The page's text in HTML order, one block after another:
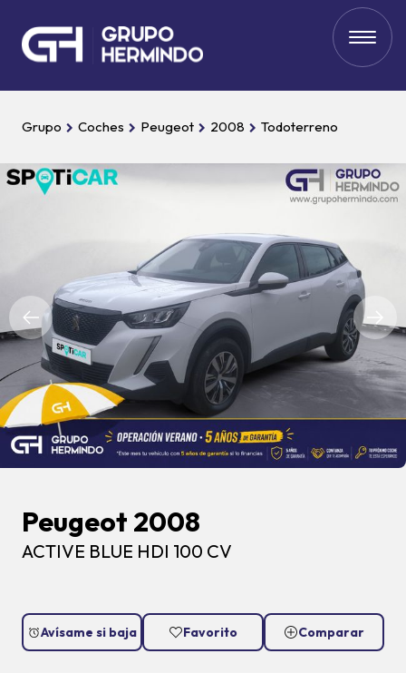
Grupo Coches Peugeot 2008 Todoterreno
Peugeot 2008
ACTIVE BLUE HDI 100 CV
Avísame si baja Favorito Comparar